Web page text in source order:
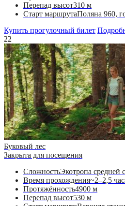
Перепад высот310 м
Старт маршрутаПоляна 960,
Купить прогулочный билет
22
Буковый лес
Закрыта для посещения
СложностьЭкотропа средней
Время прохождения~2–2,5
Протяжённость4900 м
Перепад высот530 м